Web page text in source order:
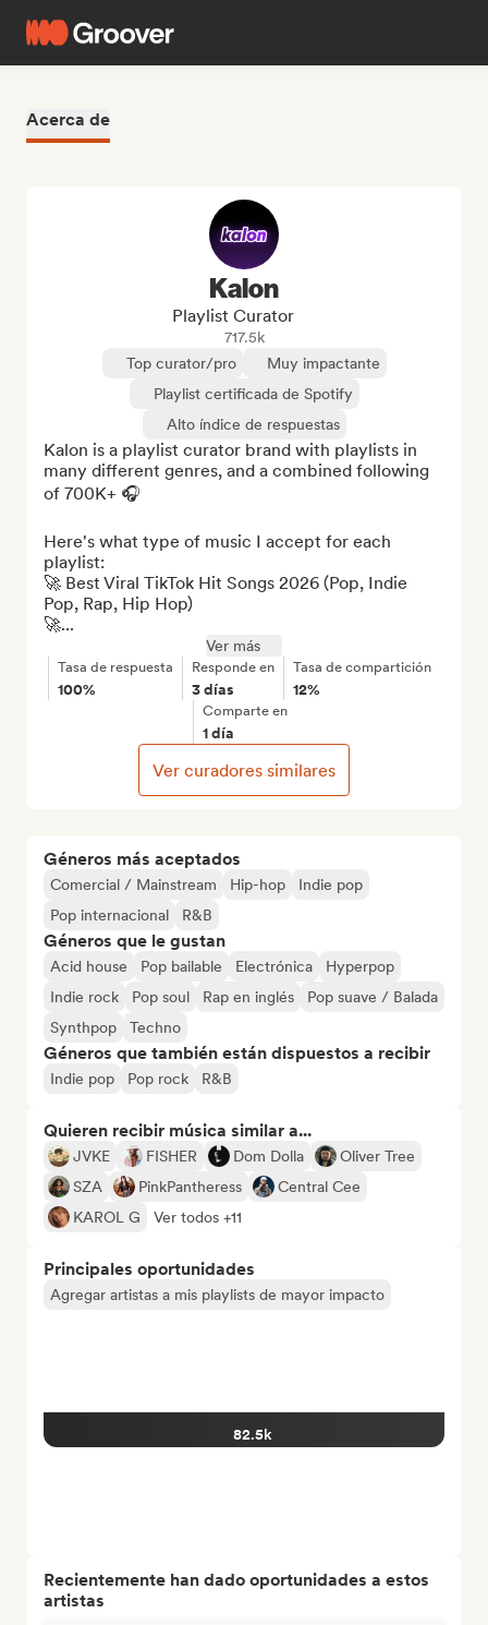
Acerca de
Géneros más aceptados
Comercial / Mainstream Hip-hop
Indie pop
Pop internacional
R&B
Géneros que le gustan
Acid house Pop bailable Electrónica
Hyperpop
Indie rock
Pop soul Rap en inglés
Pop suave / Balada
Synthpop
Techno
Géneros que también están dispuestos a recibir
Indie pop Pop rock R&B
Quieren recibir música similar a...
JVKE FISHER Dom Dolla
Oliver Tree
SZA
PinkPantheress
Central Cee
KAROL G
Ver todos +11
Principales oportunidades
Agregar artistas a mis playlists de mayor impacto
82.5k
Recientemente han dado oportunidades a estos
artistas
Kalon
Playlist Curator
717.5k
Top curator/pro
Muy impactante
Playlist certificada de Spotify
Alto índice de respuestas
Kalon is a playlist curator brand with playlists in
many different genres, and a combined following
of 700K+ 🎧
Here's what type of music I accept for each
playlist:
🚀 Best Viral TikTok Hit Songs 2026 (Pop, Indie
Pop, Rap, Hip Hop)
🚀...
Ver más
Tasa de respuesta
100%
Responde en
3 días
Tasa de compartición
12%
Comparte en
1 día
Ver curadores similares